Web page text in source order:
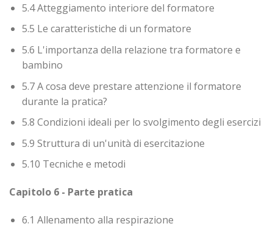
5.4 Atteggiamento interiore del formatore
5.5 Le caratteristiche di un formatore
5.6 L'importanza della relazione tra formatore e
bambino
5.7 A cosa deve prestare attenzione il formatore
durante la pratica?
5.8 Condizioni ideali per lo svolgimento degli esercizi
5.9 Struttura di un'unità di esercitazione
5.10 Tecniche e metodi
Capitolo 6 - Parte pratica
6.1 Allenamento alla respirazione